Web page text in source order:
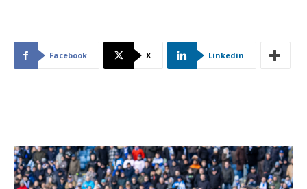
Facebook X Linkedin